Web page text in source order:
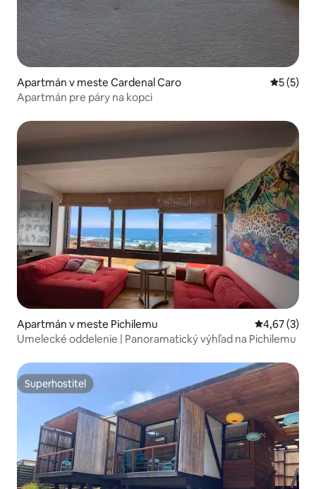
Apartmán v meste Cardenal Caro
5 (5)
Apartmán pre páry na kopci
Apartmán v meste Pichilemu Priemerné
4,67 (3)
Umelecké oddelenie | Panoramatický výhľad na Pichilemu
Superhostiteľ
Superhostiteľ